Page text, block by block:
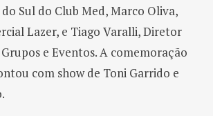
Sul do Club Med, Marco Oliva,
Lazer, e Tiago Varalli, Diretor
e Eventos. A comemoração
com show de Toni Garrido e